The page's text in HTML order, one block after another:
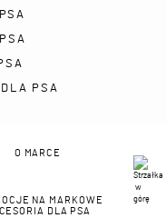
PSA
O MARCE
NA MARKOWE
DLA PSA